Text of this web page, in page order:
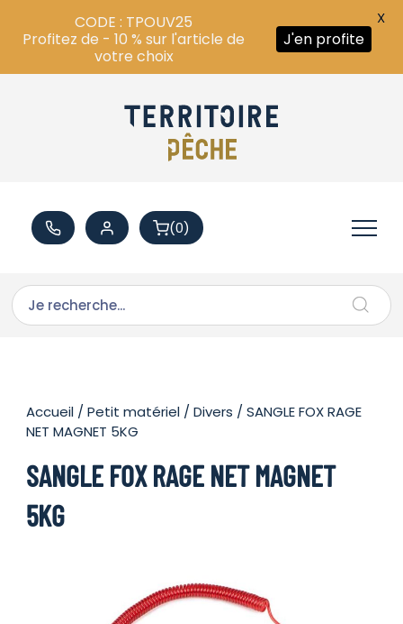
(0)
Accueil /Petit matériel /Divers / SANGLE FOX RAGE
NET MAGNET 5KG
SANGLE FOX RAGE NET MAGNET
5KG
CODE : TPOUV25
Profitez de - 10 % sur l'article de
votre choix
J'en profite
X